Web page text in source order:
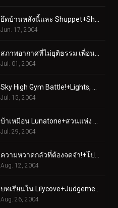
Jun. 17, 2004
Jul. 01, 2004
Jul. 15, 2004
Jul. 29, 2004
Aug. 12, 2004
Aug. 26, 2004